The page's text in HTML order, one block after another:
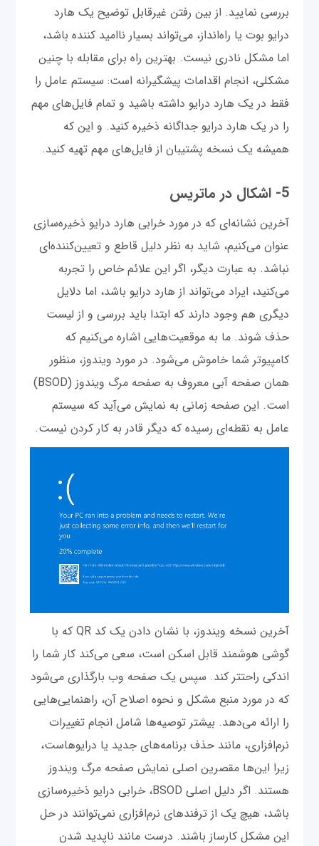
بررسی نمایید. از بین رفتن غیرقابل توضیح یک هارد
درایو بوت یا راه‌انداز، می‌تواند بسیار ناامید کننده باشد،
اما مشکل نادری نیست. بهترین راه برای مقابله با چنین
مشکلی، انجام اقدامات پیشگیرانه است: سیستم عامل را
فقط در یک هارد درایو داشته باشید و تمام فایل‌های مهم
را در یک هارد درایو جداگانه ذخیره کنید. و این که
همیشه یک نسخه پشتیبان از فایل‌های مهم تهیه کنید.
5- اشکال در ماتریس
آخرین نشانه‌ای که در مورد خرابی هارد درایو ذخیره‌سازی
عنوان می‌کنیم، شاید به نظر دلیل قاطع و تعیین‌کننده‌ای
نباشد. به عبارت دیگر، اگر این علائم خاص را تجربه
می‌کنید، ایراد می‌تواند از هارد درایو باشد، اما دلایل
دیگری هم وجود دارند که ابتدا باید بررسی و از لیست
حذف شوند. ما به موقعیت‌هایی اشاره می‌کنیم که
کامپیوتر شما خاموش می‌شود. در مورد ویندوز، منظور
همان صفحه آبی معروف به صفحه مرگ ویندوز (BSOD)
است. این صفحه زمانی به نمایش می‌آید که سیستم
عامل به نقطه‌ای رسیده که دیگر قادر به کار کردن نیست.
آخرین نسخه ویندوز، با نشان دادن یک کد QR که با
گوشی هوشمند قابل اسکن است، سعی می‌کند کار شما را
اندکی راحتتر کند. سپس یک صفحه وب بارگذاری می‌شود
که در مورد منبع مشکل و نحوه اصلاح آن، راهنمایی‌هایی
را ارائه می‌دهد. بیشتر توصیه‌ها شامل انجام تغییرات
نرم‌افزاری، مانند حذف برنامه‌های جدید یا درایوهاست،
زیرا این‌ها مقصرین اصلی نمایش صفحه مرگ ویندوز
هستند. اگر دلیل اصلی BSOD، خرابی درایو ذخیره‌سازی
باشد، هیچ یک از ترفندهای نرم‌افزاری نمی‌توانند در حل
این مشکل کارساز باشند. درست مانند ناپدید شدن